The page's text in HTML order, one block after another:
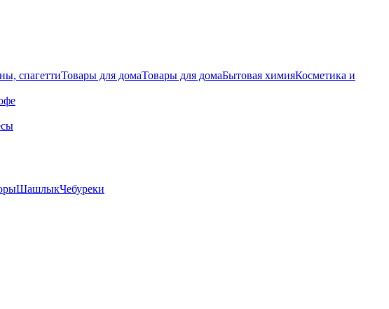
спагеттиТовары для домаТовары для домаБытовая химияКосметика и
ШашлыкЧебуреки